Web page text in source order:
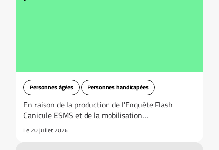
Personnes âgées Personnes handicapées
En raison de la production de l'Enquête Flash
Canicule ESMS et de la mobilisation…
Le 20 juillet 2026